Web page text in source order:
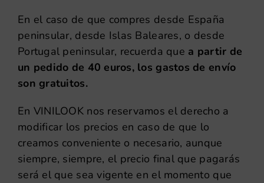
En el caso de que compres desde España
peninsular, desde Islas Baleares, o desde
Portugal peninsular, recuerda que a partir de
un pedido de 40 euros, los gastos de envío
son gratuitos.
En VINILOOK nos reservamos el derecho a
modificar los precios en caso de que lo
creamos conveniente o necesario, aunque
siempre, siempre, el precio final que pagarás
será el que sea vigente en el momento que